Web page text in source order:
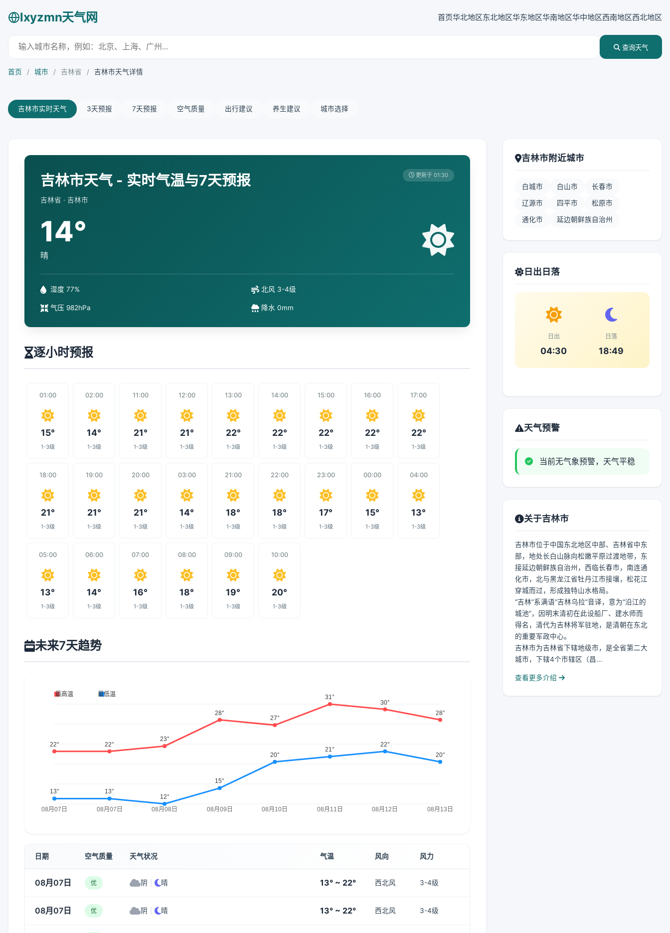
lxyzmn天气网 首页华北地区东北地区华东地区华南地区华中地区西南地区西北地区
查询天气
首页 / 城市 / 吉林省 / 吉林市天气详情
吉林市实时天气 3天预报 7天预报 空气质量 出行建议 养生建议 城市选择
吉林市天气 - 实时气温与7天预报
吉林省 · 吉林市
更新于 01:30
14°
晴
湿度 77% 北风 3-4级
气压 982hPa 降水 0mm
逐小时预报
01:00
15°
1-3级
02:00
14°
1-3级
11:00
21°
1-3级
12:00
21°
1-3级
13:00
22°
1-3级
14:00
22°
1-3级
15:00
22°
1-3级
16:00
22°
1-3级
17:00
22°
1-3级
18:00
21°
1-3级
19:00
21°
1-3级
20:00
21°
1-3级
03:00
14°
1-3级
21:00
18°
1-3级
22:00
18°
1-3级
23:00
17°
1-3级
00:00
15°
1-3级
04:00
13°
1-3级
05:00
13°
1-3级
06:00
14°
1-3级
07:00
16°
1-3级
08:00
18°
1-3级
09:00
19°
1-3级
10:00
20°
1-3级
未来7天趋势
日期 空气质量 天气状况 气温 风向 风力
08月07日 优 阴 晴 13° ~ 22° 西北风 3-4级
08月07日 优 阴 晴 13° ~ 22° 西北风 3-4级
吉林市附近城市
白城市 白山市 长春市
辽源市 四平市 松原市
通化市 延边朝鲜族自治州
日出日落
日出
04:30
日落
18:49
天气预警
当前无气象预警，天气平稳
关于吉林市
吉林市位于中国东北地区中部、吉林省中东
部，地处长白山脉向松嫩平原过渡地带，东
接延边朝鲜族自治州，西临长春市，南连通
化市，北与黑龙江省牡丹江市接壤，松花江
穿城而过，形成独特山水格局。
“吉林”系满语“吉林乌拉”音译，意为“沿江的
城池”，因明末清初在此设船厂、建水师而
得名，清代为吉林将军驻地，是清朝在东北
的重要军政中心。
吉林市为吉林省下辖地级市，是全省第二大
城市，下辖4个市辖区（昌...
查看更多介绍